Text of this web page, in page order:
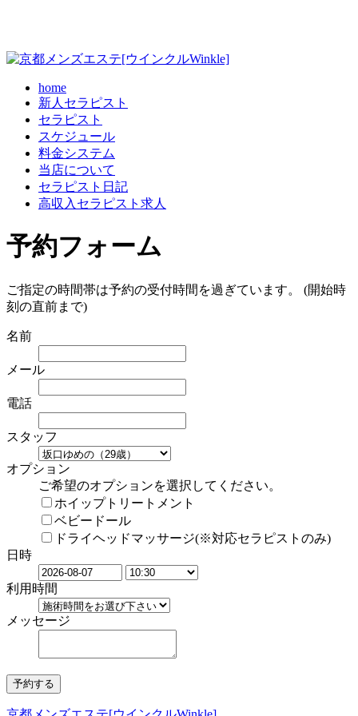
home
新人セラピスト
セラピスト
スケジュール
料金システム
当店について
セラピスト日記
高収入セラピスト求人
予約フォーム
ご指定の時間帯は予約の受付時間を過ぎています。 (開始時
刻の直前まで)
名前
メール
電話
スタッフ
オプション
ご希望のオプションを選択してください。
ホイップトリートメント
ベビードール
ドライヘッドマッサージ(※対応セラピストのみ)
日時
利用時間
メッセージ